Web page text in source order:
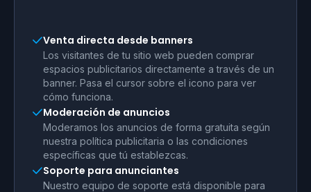
Venta directa desde banners
Los visitantes de tu sitio web pueden comprar
espacios publicitarios directamente a través de un
banner. Pasa el cursor sobre el icono para ver
cómo funciona.
Moderación de anuncios
Moderamos los anuncios de forma gratuita según
nuestra política publicitaria o las condiciones
específicas que tú establezcas.
Soporte para anunciantes
Nuestro equipo de soporte está disponible para